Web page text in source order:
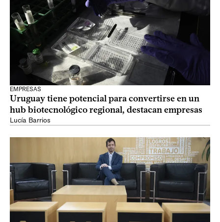
EMPRESAS
Uruguay tiene potencial para convertirse en un
hub biotecnológico regional, destacan empresas
Lucía Barrios